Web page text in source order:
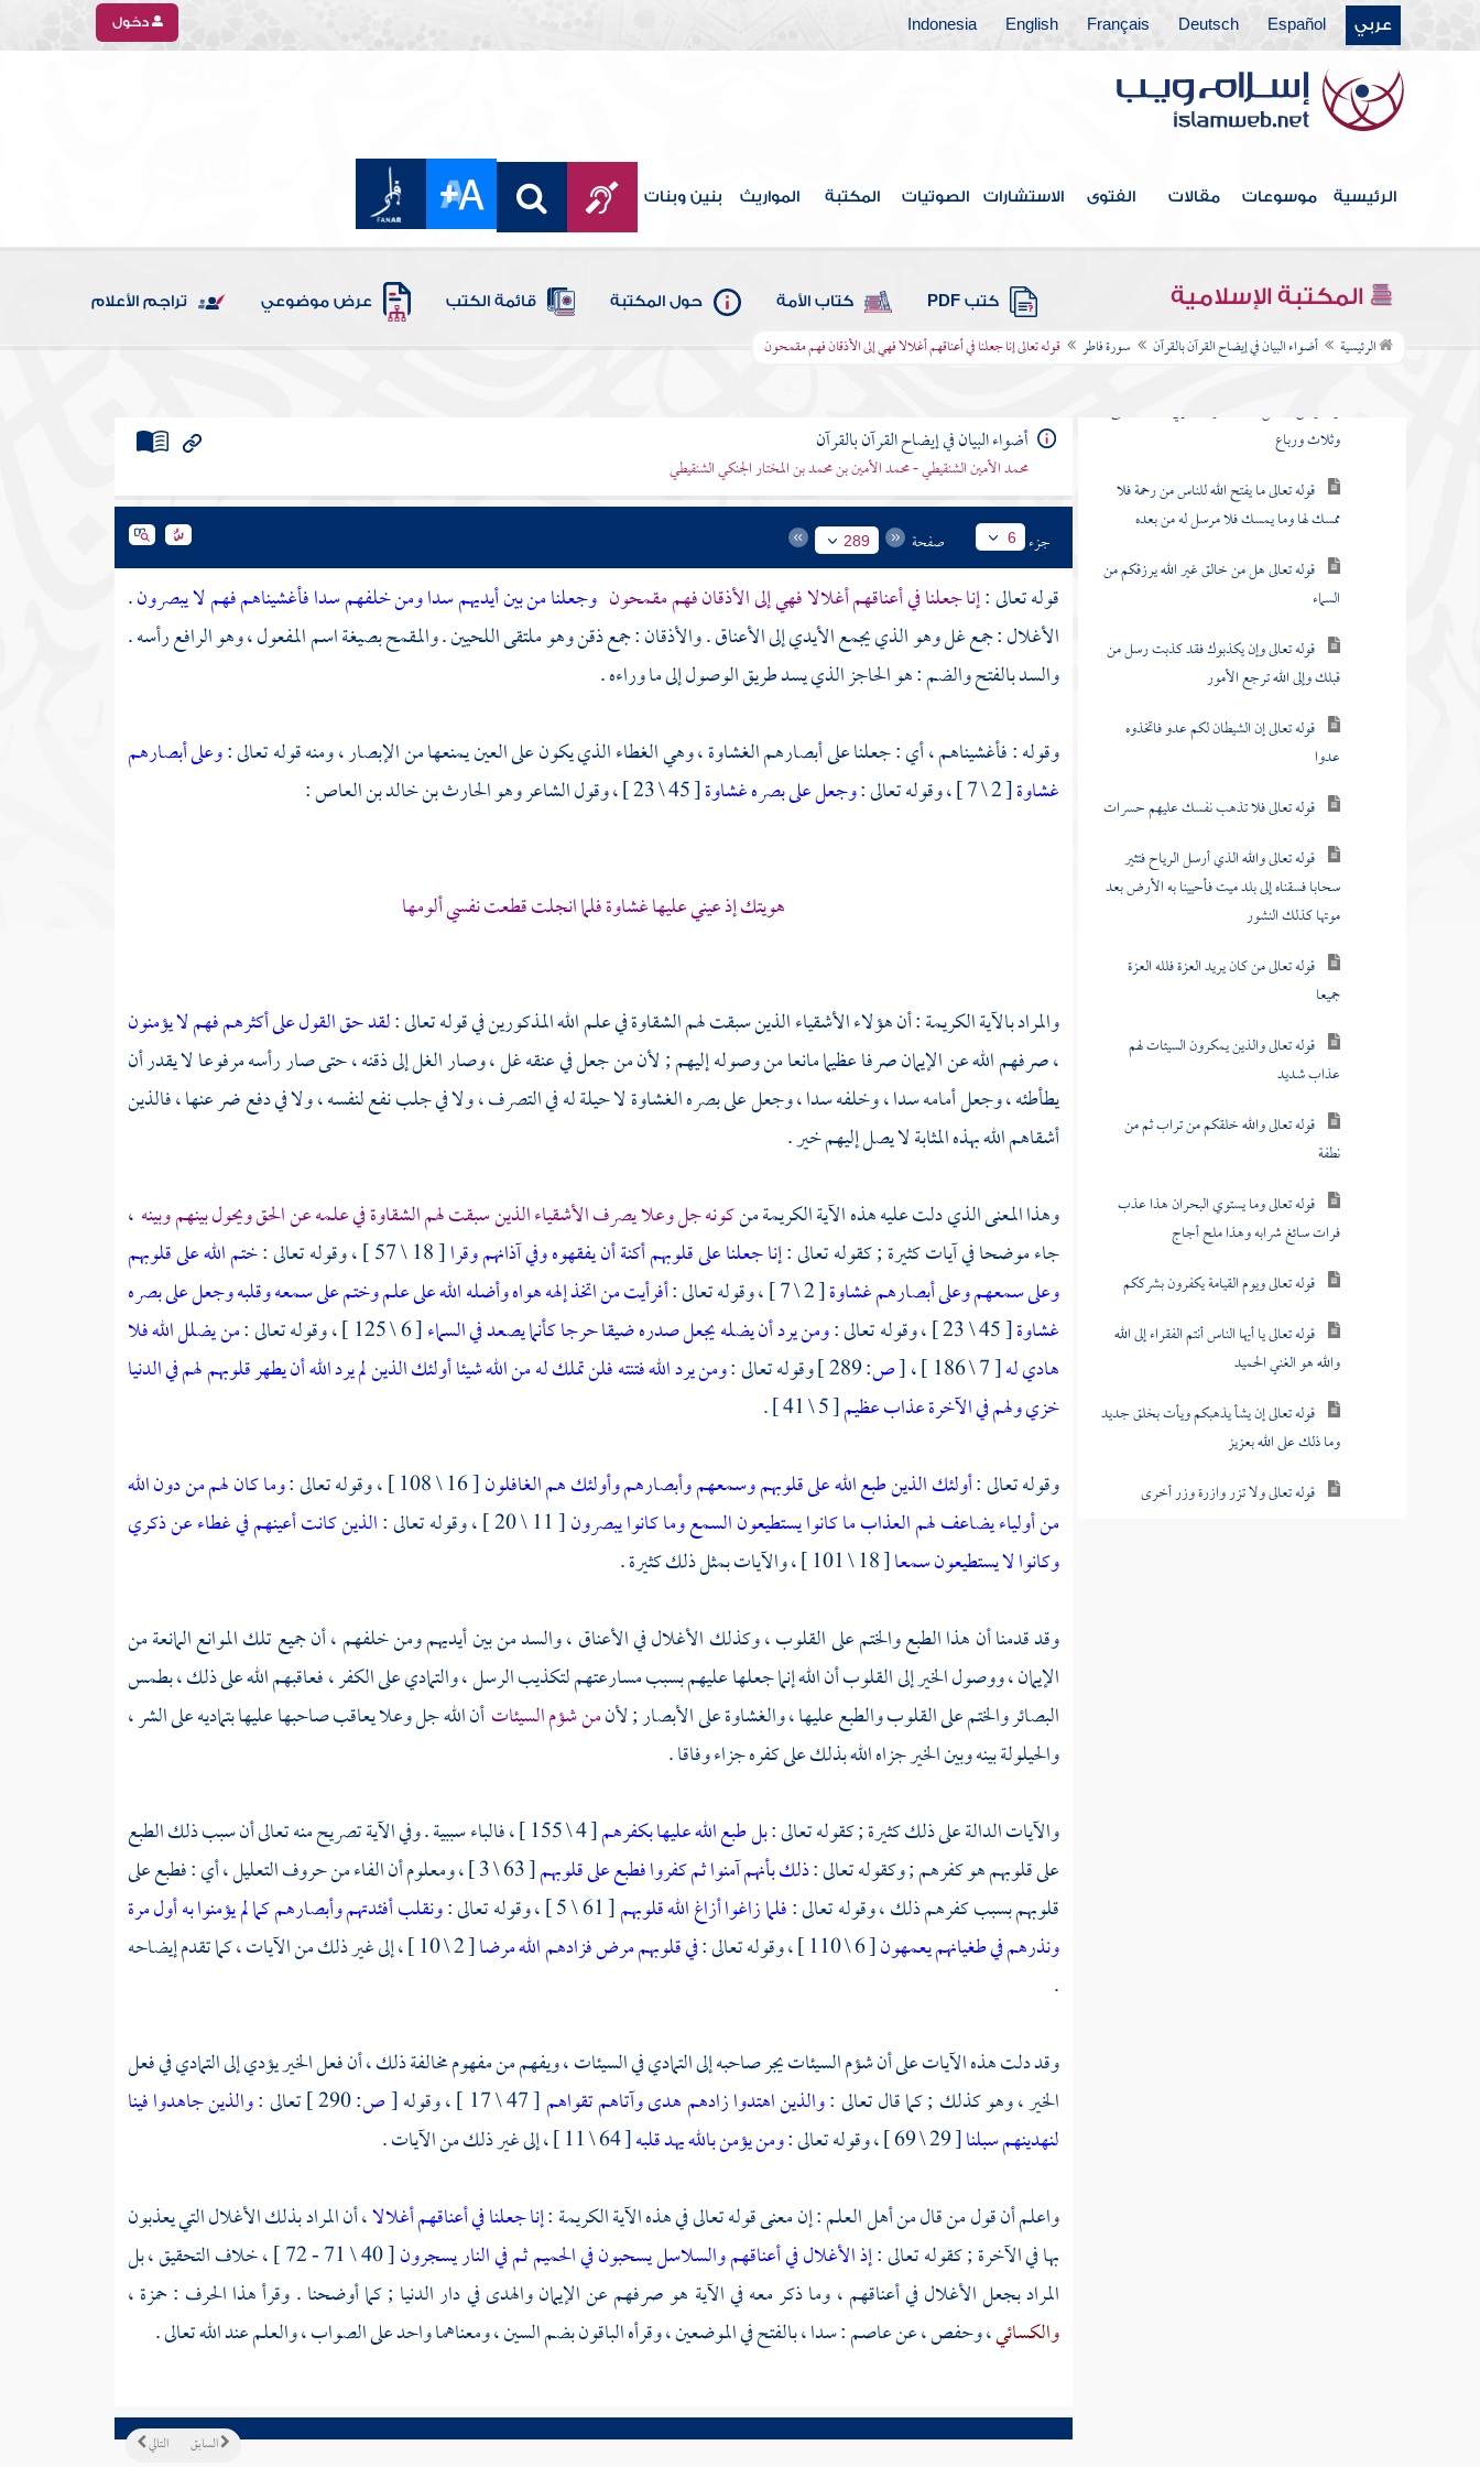
عربي Español
Deutsch
Français
English
Indonesia دخول
الرئيسية موسوعات مقالات الفتوى الاستشارات الصوتيات المكتبة المواريث بنين وبنات
المكتبة الإسلامية كتب PDF كتاب الأمة حول المكتبة قائمة الكتب عرض موضوعي تراجم الأعلام
الرئيسية أضواء البيان في إيضاح القرآن بالقرآن سورة فاطر قوله تعالى إنا جعلنا في أعناقهم أغلالا فهي إلى الأذقان فهم مقمحون
سورة العنكبوت
سورة الروم
سورة لقمان
سورة السجدة
سورة الأحزاب
سورة سبأ
سورة فاطر
والأرض جاعل الملائكة رسلا أولي أجنحة مثنى
وثلاث ورباع
قوله تعالى ما يفتح الله للناس من رحمة فلا
ممسك لها وما يمسك فلا مرسل له من بعده
قوله تعالى هل من خالق غير الله يرزقكم من
السماء
قوله تعالى وإن يكذبوك فقد كذبت رسل من
قبلك وإلى الله ترجع الأمور
قوله تعالى إن الشيطان لكم عدو فاتخذوه
عدوا
قوله تعالى فلا تذهب نفسك عليهم حسرات
قوله تعالى والله الذي أرسل الرياح فتثير
سحابا فسقناه إلى بلد ميت فأحيينا به الأرض بعد
موتها كذلك النشور
قوله تعالى من كان يريد العزة فلله العزة
جميعا
قوله تعالى والذين يمكرون السيئات لهم
عذاب شديد
قوله تعالى والله خلقكم من تراب ثم من
نطفة
قوله تعالى وما يستوي البحران هذا عذب
فرات سائغ شرابه وهذا ملح أجاج
قوله تعالى ويوم القيامة يكفرون بشرككم
قوله تعالى يا أيها الناس أنتم الفقراء إلى الله
والله هو الغني الحميد
قوله تعالى إن يشأ يذهبكم ويأت بخلق جديد
وما ذلك على الله بعزيز
قوله تعالى ولا تزر وازرة وزر أخرى
أضواء البيان في إيضاح القرآن بالقرآن
محمد الأمين الشنقيطي - محمد الأمين بن محمد بن المختار الجنكي الشنقيطي
جزء 6 صفحة 289
قوله تعالى :إنا جعلنا في أعناقهم أغلالا فهي إلى الأذقان فهم مقمحون وجعلنا من بين أيديهم سدا ومن خلفهم سدا فأغشيناهم فهم لا يبصرون.
الأغلال : جمع غل وهو الذي يجمع الأيدي إلى الأعناق . والأذقان : جمع ذقن وهو ملتقى اللحيين . والمقمح بصيغة اسم المفعول ، وهو الرافع رأسه .
والسد بالفتح والضم : هو الحاجز الذي يسد طريق الوصول إلى ما وراءه .
وقوله : فأغشيناهم ، أي : جعلنا على أبصارهم الغشاوة ، وهي الغطاء الذي يكون على العين يمنعها من الإبصار ، ومنه قوله تعالى :وعلى أبصارهم
غشاوة[ 2 \ 7 ] ، وقوله تعالى : وجعل على بصره غشاوة[ 45 \ 23 ] ، وقول الشاعر وهو الحارث بن خالد بن العاص:
هويتك إذ عيني عليها غشاوة فلما انجلت قطعت نفسي ألومها
والمراد بالآية الكريمة : أن هؤلاء الأشقياء الذين سبقت لهم الشقاوة في علم الله المذكورين في قوله تعالى :لقد حق القول على أكثرهم فهم لا يؤمنون
، صرفهم الله عن الإيمان صرفا عظيما مانعا من وصوله إليهم ; لأن من جعل في عنقه غل ، وصار الغل إلى ذقنه ، حتى صار رأسه مرفوعا لا يقدر أن
يطأطئه ، وجعل أمامه سدا ، وخلفه سدا ، وجعل على بصره الغشاوة لا حيلة له في التصرف ، ولا في جلب نفع لنفسه ، ولا في دفع ضر عنها ، فالذين
أشقاهم الله بهذه المثابة لا يصل إليهم خير .
وهذا المعنى الذي دلت عليه هذه الآية الكريمة منكونه جل وعلا يصرف الأشقياء الذين سبقت لهم الشقاوة في علمه عن الحق ويحول بينهم وبينه ،
جاء موضحا في آيات كثيرة ; كقوله تعالى :إنا جعلنا على قلوبهم أكنة أن يفقهوه وفي آذانهم وقرا[ 18 \ 57 ] ، وقوله تعالى :
ختم الله على قلوبهم
وعلى سمعهم وعلى أبصارهم غشاوة[ 2 \ 7 ] ، وقوله تعالى :
أفرأيت من اتخذ إلهه هواه وأضله الله على علم وختم على سمعه وقلبه وجعل على بصره
غشاوة[ 45 \ 23 ] ، وقوله تعالى : ومن يرد أن يضله يجعل صدره ضيقا حرجا كأنما يصعد في السماء[ 6 \ 125 ] ، وقوله تعالى :
من يضلل الله فلا
هادي له[ 7 \ 186 ] ، [ص:289 ] وقوله تعالى :ومن يرد الله فتنته فلن تملك له من الله شيئا أولئك الذين لم يرد الله أن يطهر قلوبهم لهم في الدنيا
خزي ولهم في الآخرة عذاب عظيم[ 5 \ 41 ] .
وقوله تعالى :أولئك الذين طبع الله على قلوبهم وسمعهم وأبصارهم وأولئك هم الغافلون[ 16 \ 108 ] ، وقوله تعالى :
وما كان لهم من دون الله
من أولياء يضاعف لهم العذاب ما كانوا يستطيعون السمع وما كانوا يبصرون[ 11 \ 20 ] ، وقوله تعالى :
الذين كانت أعينهم في غطاء عن ذكري
وكانوا لا يستطيعون سمعا[ 18 \ 101 ] ، والآيات بمثل ذلك كثيرة .
وقد قدمنا أن هذا الطبع والختم على القلوب ، وكذلك الأغلال في الأعناق ، والسد من بين أيديهم ومن خلفهم ، أن جميع تلك الموانع المانعة من
الإيمان ، ووصول الخير إلى القلوب أن الله إنما جعلها عليهم بسبب مسارعتهم لتكذيب الرسل ، والتمادي على الكفر ، فعاقبهم الله على ذلك ، بطمس
البصائر والختم على القلوب والطبع عليها ، والغشاوة على الأبصار ; لأنمن شؤم السيئاتأن الله جل وعلا يعاقب صاحبها عليها بتماديه على الشر ،
والحيلولة بينه وبين الخير جزاه الله بذلك على كفره جزاء وفاقا .
والآيات الدالة على ذلك كثيرة ; كقوله تعالى :بل طبع الله عليها بكفرهم
[ 4 \ 155 ] ، فالباء سببية . وفي الآية تصريح منه تعالى أن سبب ذلك الطبع
على قلوبهم هو كفرهم ; وكقوله تعالى :ذلك بأنهم آمنوا ثم كفروا فطبع على قلوبهم
[ 63 \ 3 ] ، ومعلوم أن الفاء من حروف التعليل ، أي : فطبع على
قلوبهم بسبب كفرهم ذلك ، وقوله تعالى :فلما زاغوا أزاغ الله قلوبهم[ 61 \ 5 ] ، وقوله تعالى :
ونقلب أفئدتهم وأبصارهم كما لم يؤمنوا به أول مرة
ونذرهم في طغيانهم يعمهون[ 6 \ 110 ] ، وقوله تعالى : في قلوبهم مرض فزادهم الله مرضا
[ 2 \ 10 ] ، إلى غير ذلك من الآيات ، كما تقدم إيضاحه
.
وقد دلت هذه الآيات على أن شؤم السيئات يجر صاحبه إلى التمادي في السيئات ، ويفهم من مفهوم مخالفة ذلك ، أن فعل الخير يؤدي إلى التمادي في فعل
الخير ، وهو كذلك ; كما قال تعالى :والذين اهتدوا زادهم هدى وآتاهم تقواهم[ 47 \ 17 ] ، وقوله [ص: تعالى :والذين جاهدوا فينا
لنهدينهم سبلنا[ 29 \ 69 ] ، وقوله تعالى : ومن يؤمن بالله يهد قلبه[ 64 \ 11 ] ، إلى غير ذلك من الآيات .
واعلم أن قول من قال من أهل العلم : إن معنى قوله تعالى في هذه الآية الكريمة :إنا جعلنا في أعناقهم أغلالا، أن المراد بذلك الأغلال التي يعذبون
بها في الآخرة ; كقوله تعالى :إذ الأغلال في أعناقهم والسلاسل يسحبون في الحميم ثم في النار يسجرون
[ 40 \ 71 - 72 ] ، خلاف التحقيق ، بل
المراد بجعل الأغلال في أعناقهم ، وما ذكر معه في الآية هو صرفهم عن الإيمان والهدى في دار الدنيا ; كما أوضحنا . وقرأ هذا الحرف :حمزة،
والكسائي،وحفص، عنعاصم: سدا ، بالفتح في الموضعين ، وقرأه الباقون بضم السين ، ومعناهما واحد على الصواب ، والعلم عند الله تعالى .
التالي السابق